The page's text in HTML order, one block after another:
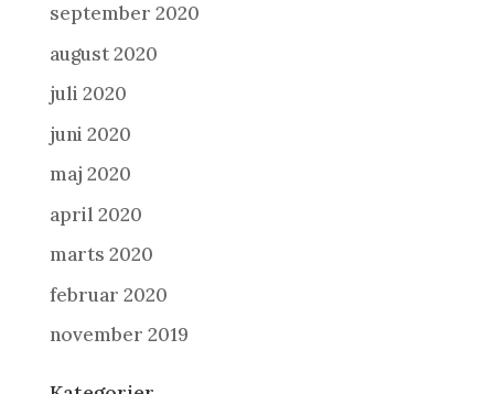
september 2020
august 2020
juli 2020
juni 2020
maj 2020
april 2020
marts 2020
februar 2020
november 2019